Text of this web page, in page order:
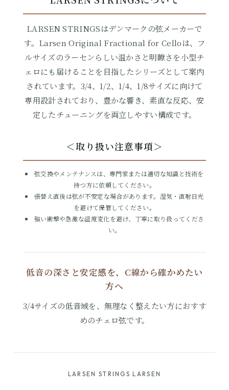
LARSEN STRINGSはデンマークの弦メーカーで
す。Larsen Original Fractional for Celloは、フ
ルサイズのラーセンらしい温かさと明瞭さを小型チ
ェロにも届けることを目指したシリーズとして案内
されています。3/4、1/2、1/4、1/8サイズに向けて
専用設計されており、豊かな響き、素直な反応、安
定したチューニングを両立しやすい構成です。
＜取り扱い注意事項＞
弦交換やメンテナンスは、専門家または適切な知識と技術を
持つ方に依頼してください。
張替え直後は弦が不安定な場合があります。湿気・直射日光
を避けて保管してください。
強い衝撃や急激な温度変化を避け、丁寧に取り扱ってくださ
い。
低音の深さと安定感を、C線から確かめたい
方へ
3/4サイズの低音域を、無理なく整えたい方におすす
めのチェロ弦です。
LARSEN STRINGS LARSEN